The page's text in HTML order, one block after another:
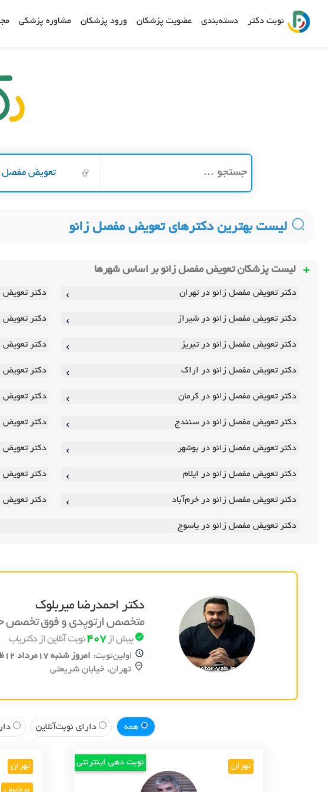
نوبت دکتر دسته‌بندی عضویت پزشکان ورود پزشکان مشاوره پزشکی
تعویض مفصل
لیست بهترین دکترهای تعویض مفصل زانو
لیست پزشکان تعویض مفصل زانو بر اساس شهرها
دکتر تعویض مفصل زانو در تهران دکتر تعویض
دکتر تعویض مفصل زانو در شیراز دکتر تعویض
دکتر تعویض مفصل زانو در تبریز دکتر تعویض
دکتر تعویض مفصل زانو در اراک دکتر تعویض
دکتر تعویض مفصل زانو در کرمان دکتر تعویض
دکتر تعویض مفصل زانو در سنندج دکتر تعویض
دکتر تعویض مفصل زانو در بوشهر دکتر تعویض
دکتر تعویض مفصل زانو در ایلام دکتر تعویض
دکتر تعویض مفصل زانو در خرم‌آباد دکتر تعویض
دکتر تعویض مفصل زانو در یاسوج
دکتر احمدرضا میربلوک
متخصص ارتوپدی و فوق تخصص
بیش از407نوبت آنلاین از دکتریاب
اولین‌نوبت: امروز شنبه 17مرداد 12ظهر
تهران، خيابان شريعتي
همه دارای نوبت‌آنلاین
تهران نوبت دهی اینترنتی تهران
پردیس